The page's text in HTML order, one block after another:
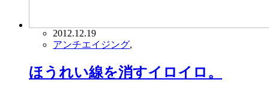
2012.12.19
アンチエイジング,
ほうれい線を消すイロイロ。